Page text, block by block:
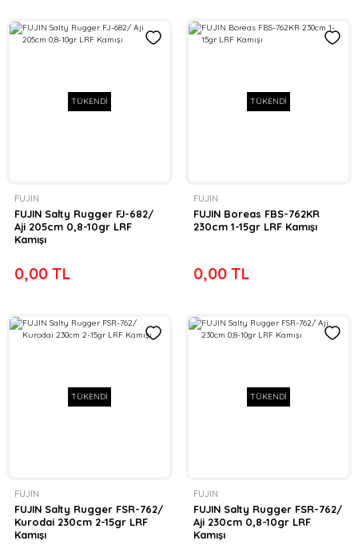
TÜKENDİ
FUJIN
FUJIN Salty Rugger FJ-682/
Aji 205cm 0,8-10gr LRF
Kamışı
0,00 TL
TÜKENDİ
FUJIN
FUJIN Boreas FBS-762KR
230cm 1-15gr LRF Kamışı
0,00 TL
TÜKENDİ
FUJIN
FUJIN Salty Rugger FSR-762/
Kurodai 230cm 2-15gr LRF
Kamışı
TÜKENDİ
FUJIN
FUJIN Salty Rugger FSR-762/
Aji 230cm 0,8-10gr LRF
Kamışı